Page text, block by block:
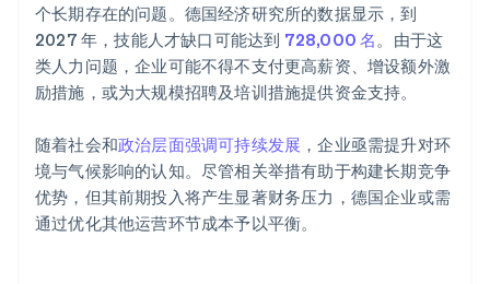
个长期存在的问题。德国经济研究所的数据显示，到
2027 年，技能人才缺口可能达到 728,000 名。由于这
类人力问题，企业可能不得不支付更高薪资、增设额外激
励措施，或为大规模招聘及培训措施提供资金支持。
随着社会和政治层面强调可持续发展 ，企业亟需提升对环
境与气候影响的认知。尽管相关举措有助于构建长期竞争
优势，但其前期投入将产生显著财务压力，德国企业或需
通过优化其他运营环节成本予以平衡。